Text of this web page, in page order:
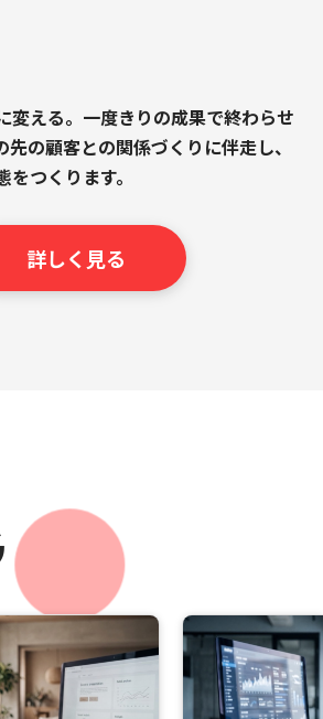
変える。一度きりの成果で終わらせ
先の顧客との関係づくりに伴走し、
つくります。
詳しく見る